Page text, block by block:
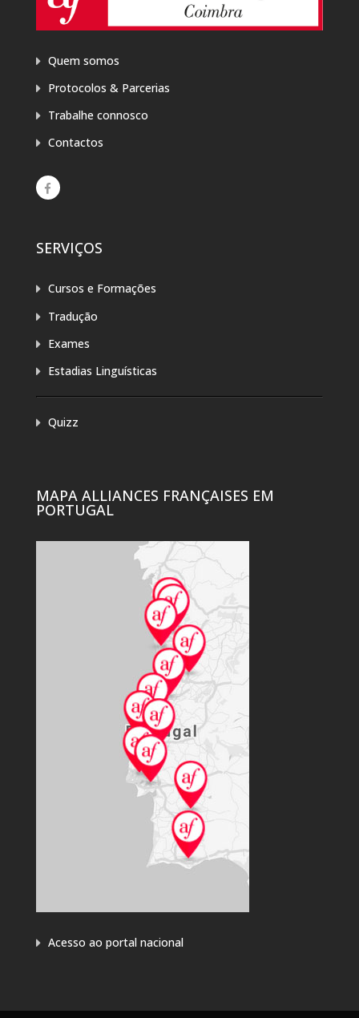
Quem somos
Protocolos & Parcerias
Trabalhe connosco
Contactos
SERVIÇOS
Cursos e Formações
Tradução
Exames
Estadias Linguísticas
Quizz
MAPA ALLIANCES FRANÇAISES EM
PORTUGAL
Acesso ao portal nacional